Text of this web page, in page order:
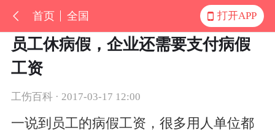
首页 全国 打开APP
员工休病假，企业还需要支付病假
工资
工伤百科 · 2017-03-17 12:00
一说到员工的病假工资，很多用人单位都